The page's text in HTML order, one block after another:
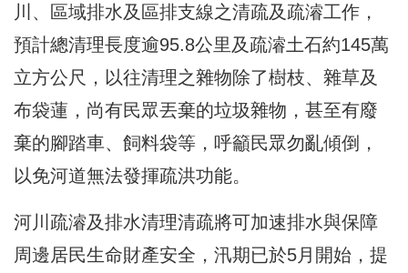
川、區域排水及區排支線之清疏及疏濬工作，
預計總清理長度逾95.8公里及疏濬土石約145萬
立方公尺，以往清理之雜物除了樹枝、雜草及
布袋蓮，尚有民眾丟棄的垃圾雜物，甚至有廢
棄的腳踏車、飼料袋等，呼籲民眾勿亂傾倒，
以免河道無法發揮疏洪功能。
河川疏濬及排水清理清疏將可加速排水與保障
周邊居民生命財產安全，汛期已於5月開始，提